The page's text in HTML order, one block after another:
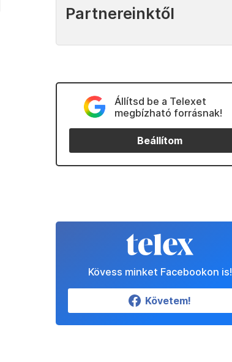
Partnereinktől
Állítsd be a Telexet
megbízható forrásnak!
Beállítom
Kövess minket Facebookon is!
Követem!